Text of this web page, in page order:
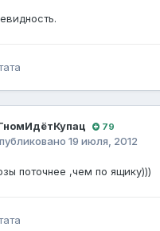
79
19 июля, 2012
поточнее ,чем по ящику)))